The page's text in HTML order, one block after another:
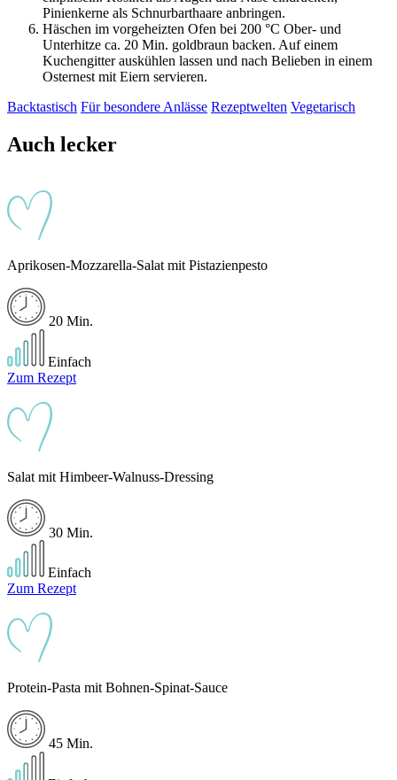
Pinienkerne als Schnurbarthaare anbringen.
Häschen im vorgeheizten Ofen bei 200 °C Ober- und
Unterhitze ca. 20 Min. goldbraun backen. Auf einem
Kuchengitter auskühlen lassen und nach Belieben in einem
Osternest mit Eiern servieren.
Backtastisch Für besondere Anlässe Rezeptwelten Vegetarisch
Auch lecker
Aprikosen-Mozzarella-Salat mit Pistazienpesto
20 Min.
Einfach
Zum Rezept
Salat mit Himbeer-Walnuss-Dressing
30 Min.
Einfach
Zum Rezept
Protein-Pasta mit Bohnen-Spinat-Sauce
45 Min.